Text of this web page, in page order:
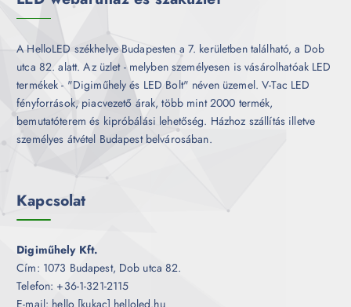
A HelloLED székhelye Budapesten a 7. kerületben található, a Dob
utca 82. alatt. Az üzlet - melyben személyesen is vásárolhatóak LED
termékek - "Digiműhely és LED Bolt" néven üzemel. V-Tac LED
fényforrások, piacvezető árak, több mint 2000 termék,
bemutatóterem és kipróbálási lehetőség. Házhoz szállítás illetve
személyes átvétel Budapest belvárosában.
Kapcsolat
Digiműhely Kft.
Cím: 1073 Budapest, Dob utca 82.
Telefon: +36-1-321-2115